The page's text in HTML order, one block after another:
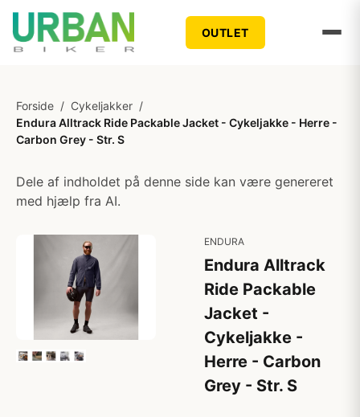
OUTLET
Forside / Cykeljakker /
Endura Alltrack Ride Packable Jacket - Cykeljakke - Herre -
Carbon Grey - Str. S
Dele af indholdet på denne side kan være genereret
med hjælp fra AI.
ENDURA
Endura Alltrack
Ride Packable
Jacket -
Cykeljakke -
Herre - Carbon
Grey - Str. S